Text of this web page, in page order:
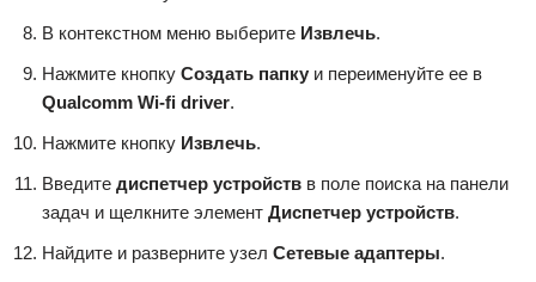
В контекстном меню выберите Извлечь.
Нажмите кнопку Создать папку и переименуйте ее в
Qualcomm Wi-fi driver.
Нажмите кнопку Извлечь.
Введите диспетчер устройств в поле поиска на панели
задач и щелкните элемент Диспетчер устройств.
Найдите и разверните узел Сетевые адаптеры.